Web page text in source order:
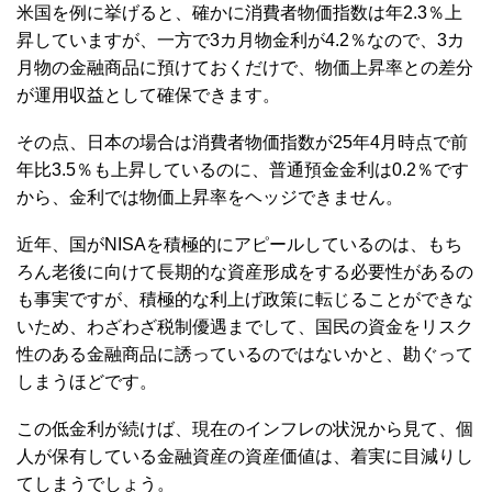
米国を例に挙げると、確かに消費者物価指数は年2.3％上
昇していますが、一方で3カ月物金利が4.2％なので、3カ
月物の金融商品に預けておくだけで、物価上昇率との差分
が運用収益として確保できます。
その点、日本の場合は消費者物価指数が25年4月時点で前
年比3.5％も上昇しているのに、普通預金金利は0.2％です
から、金利では物価上昇率をヘッジできません。
近年、国がNISAを積極的にアピールしているのは、もち
ろん老後に向けて長期的な資産形成をする必要性があるの
も事実ですが、積極的な利上げ政策に転じることができな
いため、わざわざ税制優遇までして、国民の資金をリスク
性のある金融商品に誘っているのではないかと、勘ぐって
しまうほどです。
この低金利が続けば、現在のインフレの状況から見て、個
人が保有している金融資産の資産価値は、着実に目減りし
てしまうでしょう。